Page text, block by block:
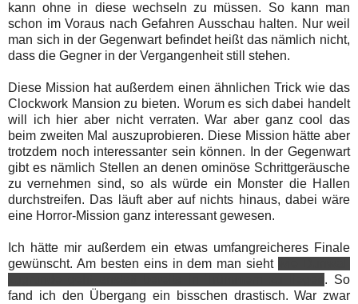
kann ohne in diese wechseln zu müssen. So kann man
schon im Voraus nach Gefahren Ausschau halten. Nur weil
man sich in der Gegenwart befindet heißt das nämlich nicht,
dass die Gegner in der Vergangenheit still stehen.
Diese Mission hat außerdem einen ähnlichen Trick wie das
Clockwork Mansion zu bieten. Worum es sich dabei handelt
will ich hier aber nicht verraten. War aber ganz cool das
beim zweiten Mal auszuprobieren. Diese Mission hätte aber
trotzdem noch interessanter sein können. In der Gegenwart
gibt es nämlich Stellen an denen ominöse Schrittgeräusche
zu vernehmen sind, so als würde ein Monster die Hallen
durchstreifen. Das läuft aber auf nichts hinaus, dabei wäre
eine Horror-Mission ganz interessant gewesen.
Ich hätte mir außerdem ein etwas umfangreicheres Finale
gewünscht. Am besten eins in dem man sieht
. So
fand ich den Übergang ein bisschen drastisch. War zwar